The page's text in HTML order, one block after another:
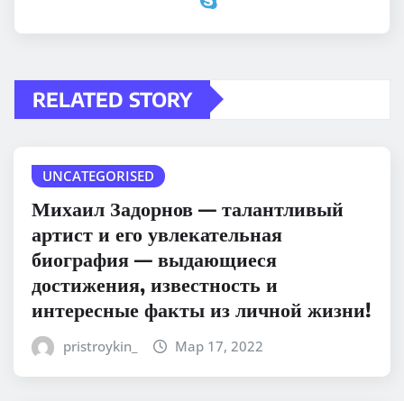
RELATED STORY
UNCATEGORISED
Михаил Задорнов — талантливый
артист и его увлекательная
биография — выдающиеся
достижения, известность и
интересные факты из личной жизни!
pristroykin_ Мар 17, 2022